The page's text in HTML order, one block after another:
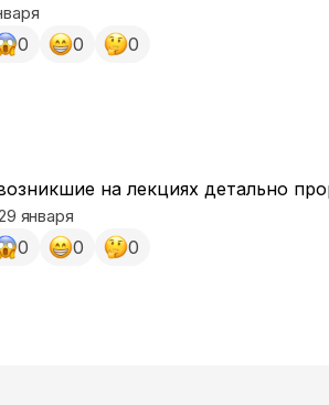
0 0 0
на лекциях детально
января
0 0 0